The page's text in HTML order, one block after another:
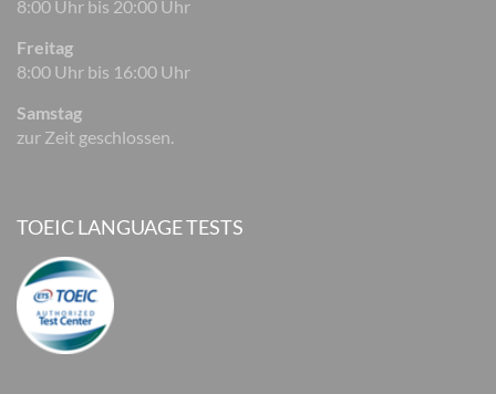
8:00 Uhr bis 20:00 Uhr
Freitag
8:00 Uhr bis 16:00 Uhr
Samstag
zur Zeit geschlossen.
TOEIC LANGUAGE TESTS